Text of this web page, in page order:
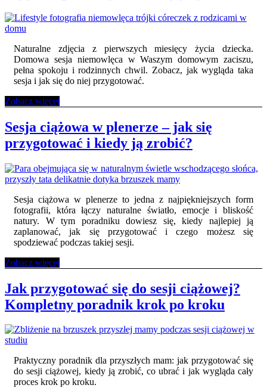
Naturalne zdjęcia z pierwszych miesięcy życia dziecka.
Domowa sesja niemowlęca w Waszym domowym zaciszu,
pełna spokoju i rodzinnych chwil. Zobacz, jak wygląda taka
sesja i jak się do niej przygotować.
Zobacz więcej
w
domu
–
zdjęcia
z
pierwszych
miesięcy
życia
Sesja ciążowa w plenerze – jak się
przygotować i kiedy ją zrobić?
Sesja ciążowa w plenerze to jedna z najpiękniejszych form
fotografii, która łączy naturalne światło, emocje i bliskość
natury. W tym poradniku dowiesz się, kiedy najlepiej ją
zaplanować, jak się przygotować i czego możesz się
spodziewać podczas takiej sesji.
Zobacz więcej
plenerze
–
jak
się
przygotować
kiedy
ją
zrobić?
Jak przygotować się do sesji ciążowej?
Kompletny poradnik krok po kroku
Praktyczny poradnik dla przyszłych mam: jak przygotować się
do sesji ciążowej, kiedy ją zrobić, co ubrać i jak wygląda cały
proces krok po kroku.